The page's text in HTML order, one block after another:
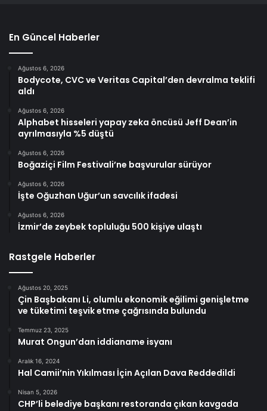
En Güncel Haberler
Ağustos 6, 2026
Bodycote, CVC ve Veritas Capital’den devralma teklifi
aldı
Ağustos 6, 2026
Alphabet hisseleri yapay zeka öncüsü Jeff Dean’in
ayrılmasıyla %5 düştü
Ağustos 6, 2026
Boğaziçi Film Festivali’ne başvurular sürüyor
Ağustos 6, 2026
İşte Oğuzhan Uğur’un savcılık ifadesi
Ağustos 6, 2026
İzmir’de zeybek topluluğu 500 kişiye ulaştı
Rastgele Haberler
Ağustos 20, 2025
Çin Başbakanı Li, olumlu ekonomik eğilimi genişletme
ve tüketimi teşvik etme çağrısında bulundu
Temmuz 23, 2025
Murat Ongun’dan iddianame isyanı
Aralık 16, 2024
Hal Camii’nin Yıkılması İçin Açılan Dava Reddedildi
Nisan 5, 2026
CHP’li belediye başkanı restoranda çıkan kavgada